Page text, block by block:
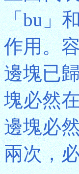
「bu」
作用。
邊塊已
塊必然
邊塊必
兩次，